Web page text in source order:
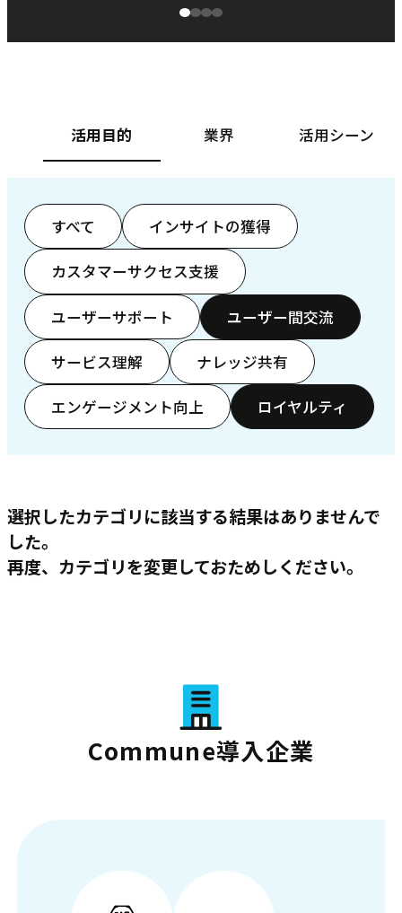
活用目的 業界 活用シーン
すべて インサイトの獲得
カスタマーサクセス支援
ユーザーサポート ユーザー間交流
サービス理解 ナレッジ共有
エンゲージメント向上 ロイヤルティ
選択したカテゴリに該当する結果はありませんで
した。
再度、カテゴリを変更しておためしください。
Commune導入企業